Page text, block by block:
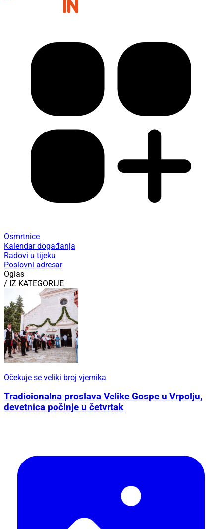
Osmrtnice
Kalendar događanja
Radovi u tijeku
Poslovni adresar
Oglas
/ IZ KATEGORIJE
Očekuje se veliki broj vjernika
Tradicionalna proslava Velike Gospe u Vrpolju,
devetnica počinje u četvrtak